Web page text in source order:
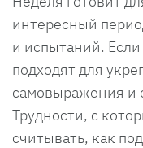
интересный
и испытаний.
подходят для
самовыражения и
Трудности, с
считывать, как